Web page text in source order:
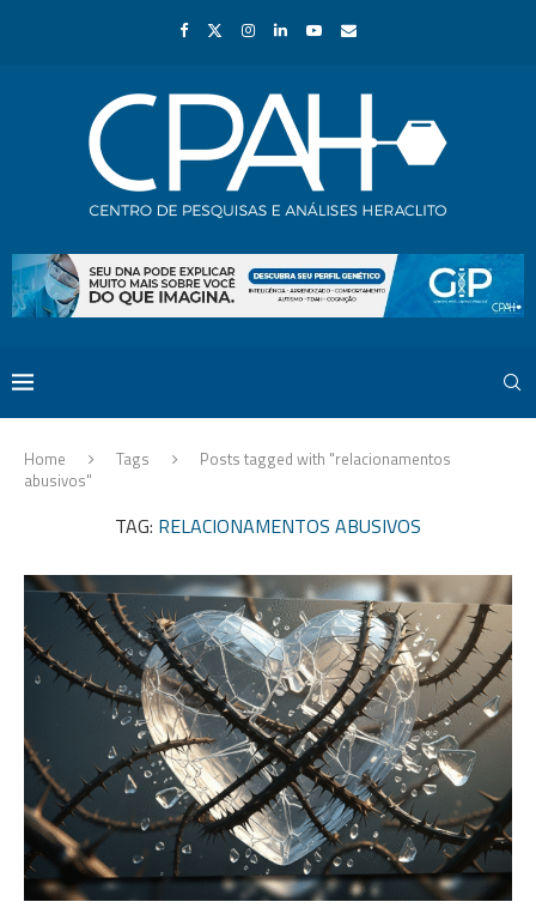
Home Tags
Posts tagged with "relacionamentos
abusivos"
TAG: RELACIONAMENTOS ABUSIVOS